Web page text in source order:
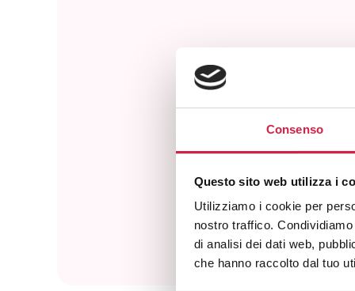
Consenso
Questo sito web utilizza i
Utilizziamo i cookie per
nostro traffico.
di analisi dei dati web,
che hanno raccolto dal tuo